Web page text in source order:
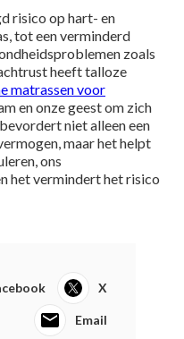
risico op hart- en
tot een verminderd
zoals
heeft talloze
matrassen voor
en onze geest om zich
niet alleen een
maar het helpt
ons
het vermindert het risico
X
Email